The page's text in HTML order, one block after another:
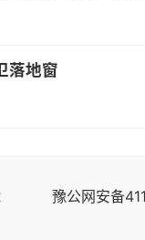
落地窗
豫公网安备